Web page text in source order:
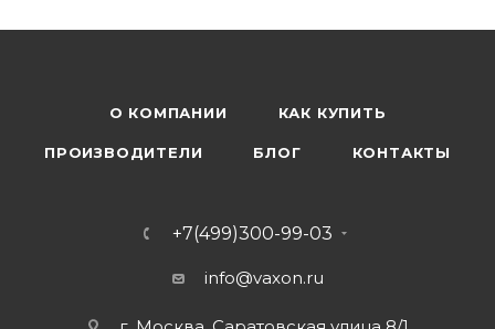
О КОМПАНИИ КАК КУПИТЬ
ПРОИЗВОДИТЕЛИ БЛОГ КОНТАКТЫ
+7(499)300-99-03
info@vaxon.ru